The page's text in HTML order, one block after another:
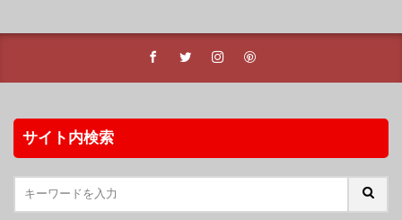
サイト内検索